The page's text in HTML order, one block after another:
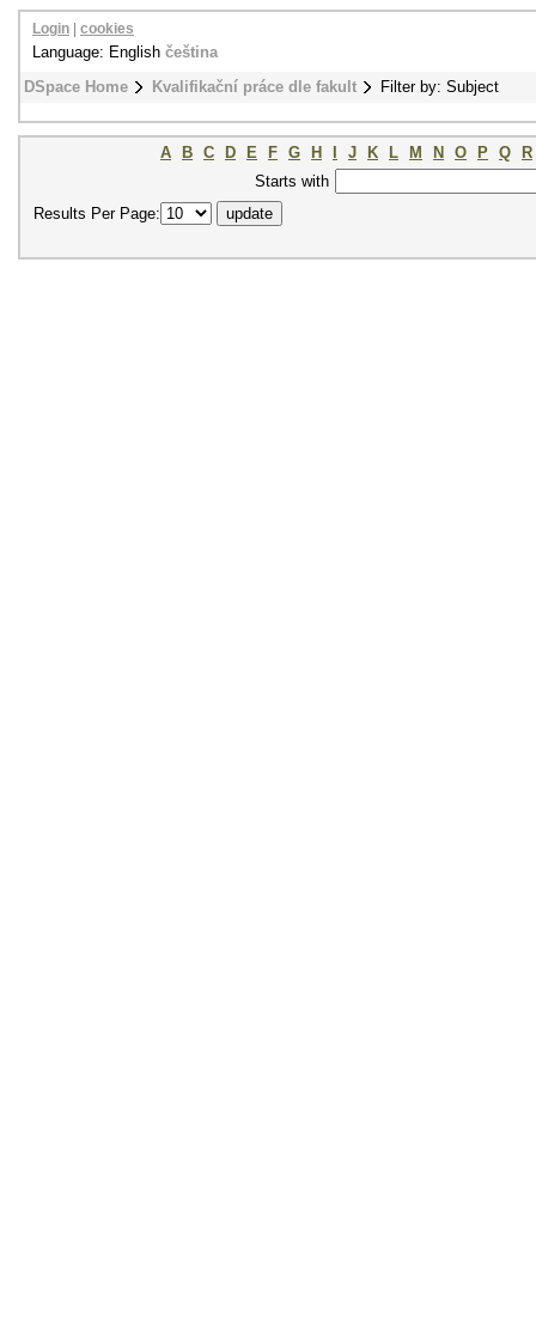
DSpace Home Kvalifikační práce dle fakult Filter by: Subject
Login cookies
Language: English čeština
A B C D E F G H J K L M N O P Q
R
Starts with
Results Per Page: